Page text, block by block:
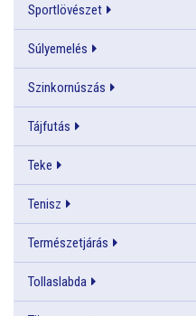
Sportlövészet
Súlyemelés
Szinkornúszás
Tájfutás
Teke
Tenisz
Természetjárás
Tollaslabda